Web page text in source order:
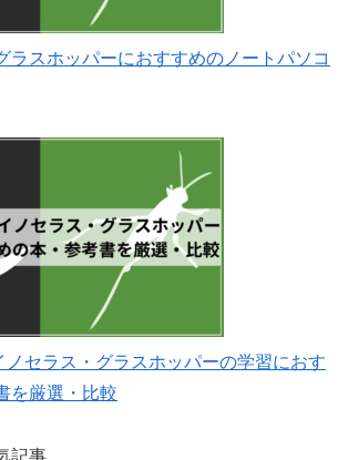
ラスホッパーにおすすめのノートパソコ
ノセラス・グラスホッパーの学習におす
を厳選・比較
記事